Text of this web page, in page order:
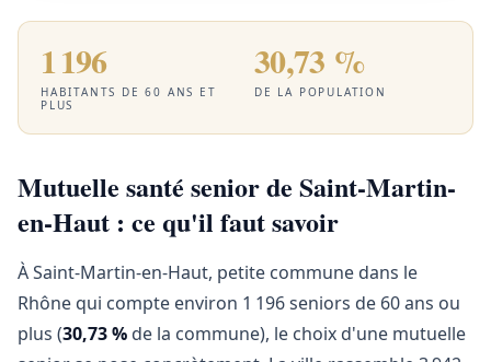
1 196
HABITANTS DE 60 ANS ET
PLUS
30,73 %
DE LA POPULATION
Mutuelle santé senior de Saint-Martin-
en-Haut : ce qu'il faut savoir
À Saint-Martin-en-Haut, petite commune dans le
Rhône qui compte environ 1 196 seniors de 60 ans ou
plus (30,73 % de la commune), le choix d'une mutuelle